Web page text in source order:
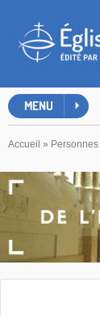
MENU
Accueil » Personnes